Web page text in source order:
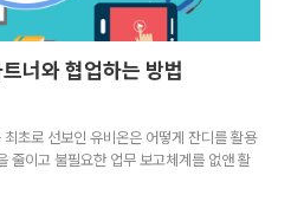
너와 협업하는 방법
초로 선보인 유비온은 어떻게 잔디를 활용
줄이고 불필요한 업무 보고체계를 없앤 활